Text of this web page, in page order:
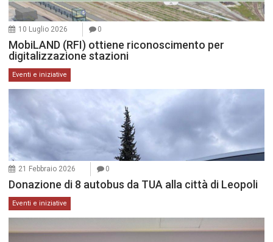
10 Luglio 2026 0
MobiLAND (RFI) ottiene riconoscimento per
digitalizzazione stazioni
Eventi e iniziative
21 Febbraio 2026 0
Donazione di 8 autobus da TUA alla città di Leopoli
Eventi e iniziative